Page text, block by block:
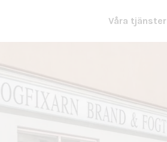
Våra tjänster